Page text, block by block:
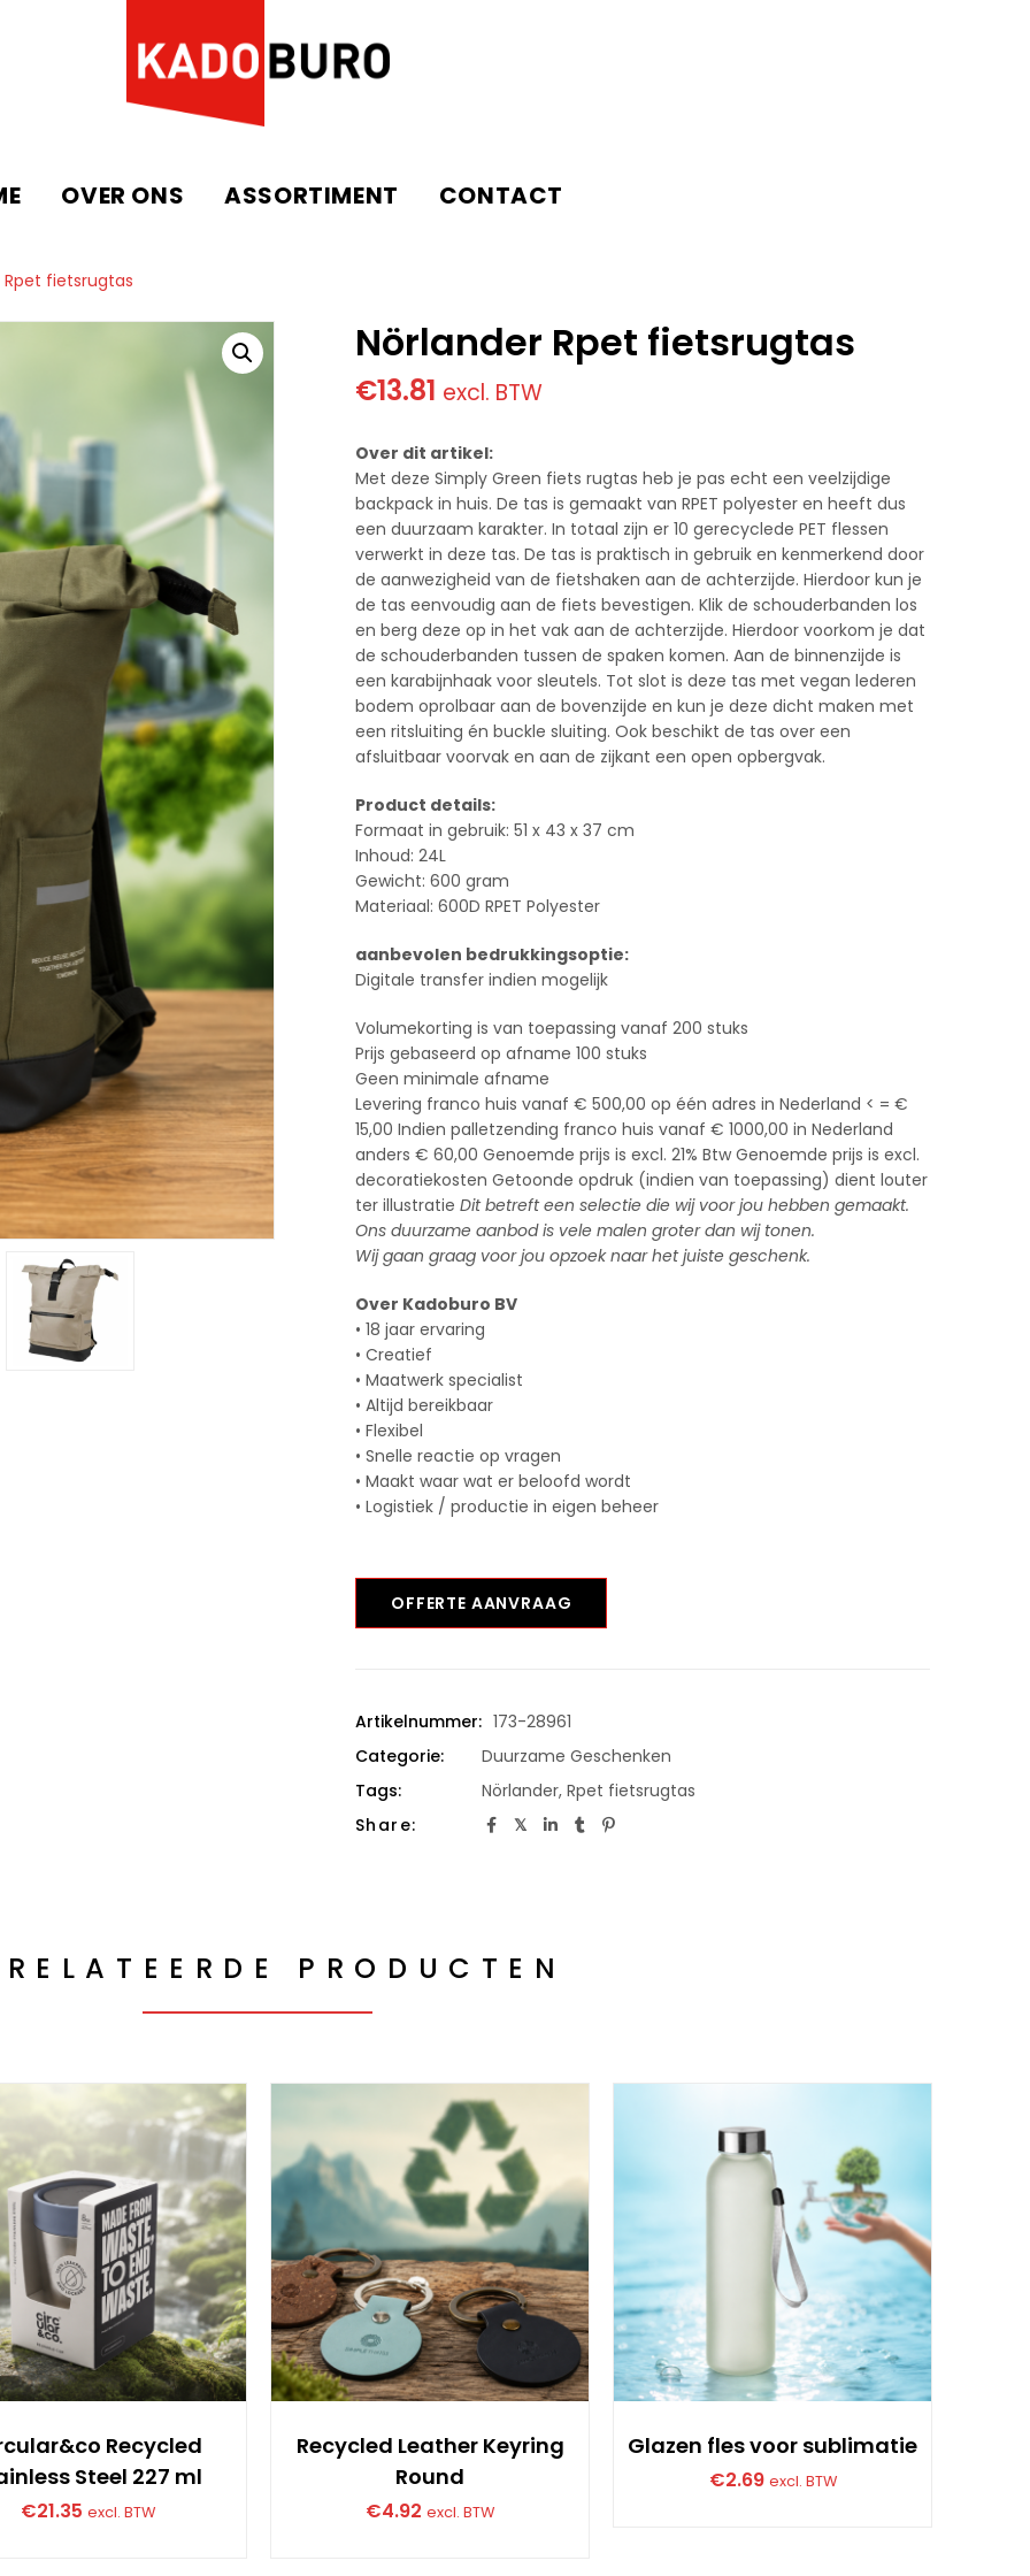
OVER ONS ASSORTIMENT CONTACT
Rpet fietsrugtas
Nörlander Rpet fietsrugtas
€13.81 excl. BTW
Over dit artikel:
Met deze Simply Green fiets rugtas heb je pas echt een veelzijdige
backpack in huis. De tas is gemaakt van RPET polyester en heeft dus
een duurzaam karakter. In totaal zijn er 10 gerecyclede PET flessen
verwerkt in deze tas. De tas is praktisch in gebruik en kenmerkend door
de aanwezigheid van de fietshaken aan de achterzijde. Hierdoor kun je
de tas eenvoudig aan de fiets bevestigen. Klik de schouderbanden los
en berg deze op in het vak aan de achterzijde. Hierdoor voorkom je dat
de schouderbanden tussen de spaken komen. Aan de binnenzijde is
een karabijnhaak voor sleutels. Tot slot is deze tas met vegan lederen
bodem oprolbaar aan de bovenzijde en kun je deze dicht maken met
een ritsluiting én buckle sluiting. Ook beschikt de tas over een
afsluitbaar voorvak en aan de zijkant een open opbergvak.
Product details:
Formaat in gebruik: 51 x 43 x 37 cm
Inhoud: 24L
Gewicht: 600 gram
Materiaal: 600D RPET Polyester
aanbevolen bedrukkingsoptie:
Digitale transfer indien mogelijk
Volumekorting is van toepassing vanaf 200 stuks
Prijs gebaseerd op afname 100 stuks
Geen minimale afname
Levering franco huis vanaf € 500,00 op één adres in Nederland < = €
15,00 Indien palletzending franco huis vanaf € 1000,00 in Nederland
anders € 60,00 Genoemde prijs is excl. 21% Btw Genoemde prijs is excl.
decoratiekosten Getoonde opdruk (indien van toepassing) dient louter
ter illustratie Dit betreft een selectie die wij voor jou hebben gemaakt.
Ons duurzame aanbod is vele malen groter dan wij tonen.
Wij gaan graag voor jou opzoek naar het juiste geschenk.
Over Kadoburo BV
• 18 jaar ervaring
• Creatief
• Maatwerk specialist
• Altijd bereikbaar
• Flexibel
• Snelle reactie op vragen
• Maakt waar wat er beloofd wordt
• Logistiek / productie in eigen beheer
OFFERTE AANVRAAG
Artikelnummer: 173-28961
Categorie:
Duurzame Geschenken
Tags:
Nörlander, Rpet fietsrugtas
Share:
PRODUCTEN
Recycled
Steel 227 ml
€21.35 excl. BTW
Recycled Leather Keyring
Round
€4.92 excl. BTW
Glazen fles voor sublimatie
€2.69 excl. BTW